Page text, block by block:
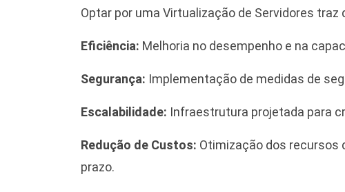
Optar por uma Virtualização de Servidores
Eficiência: Melhoria no desempenho e na
Segurança: Implementação de medidas de
Escalabilidade: Infraestrutura projetada para
Redução de Custos: Otimização dos recursos
prazo.